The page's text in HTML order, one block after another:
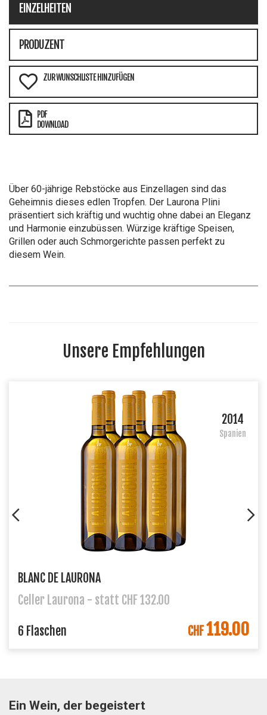
EINZELHEITEN
PRODUZENT
ZUR WUNSCHLISTE HINZUFÜGEN
PDF
DOWNLOAD
Über 60-jährige Rebstöcke aus Einzellagen sind das
Geheimnis dieses edlen Tropfen. Der Laurona Plini
präsentiert sich kräftig und wuchtig ohne dabei an Eleganz
und Harmonie einzubüssen. Würzige kräftige Speisen,
Grillen oder auch Schmorgerichte passen perfekt zu
diesem Wein.
Unsere Empfehlungen
2014
Spanien
BLANC DE LAURONA
Celler Laurona - statt CHF 132.00
6 Flaschen CHF119.00
Ein Wein, der begeistert